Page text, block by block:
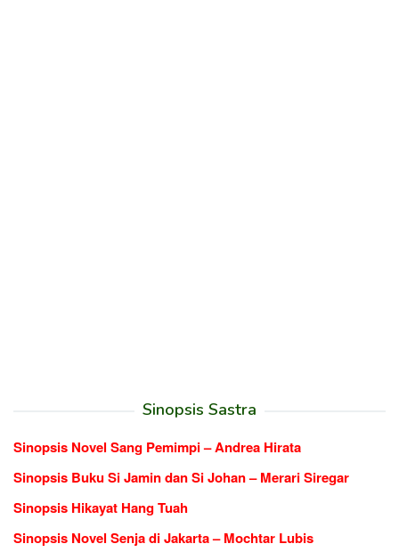
Sinopsis Sastra
Sinopsis Novel Sang Pemimpi – Andrea Hirata
Sinopsis Buku Si Jamin dan Si Johan – Merari Siregar
Sinopsis Hikayat Hang Tuah
Sinopsis Novel Senja di Jakarta – Mochtar Lubis